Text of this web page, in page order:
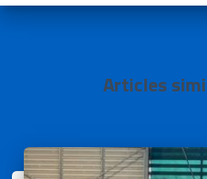
Articles